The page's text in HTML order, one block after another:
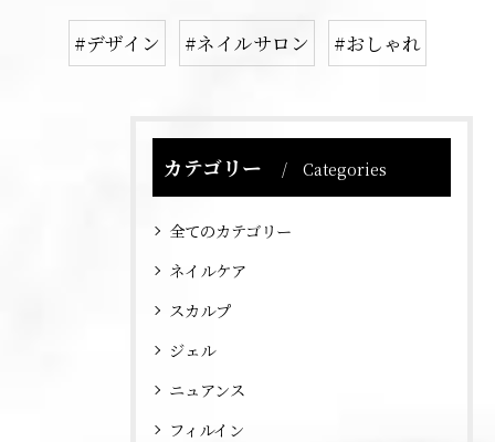
#デザイン #ネイルサロン #おしゃれ
カテゴリー Categories
全てのカテゴリー
ネイルケア
スカルプ
ジェル
ニュアンス
フィルイン